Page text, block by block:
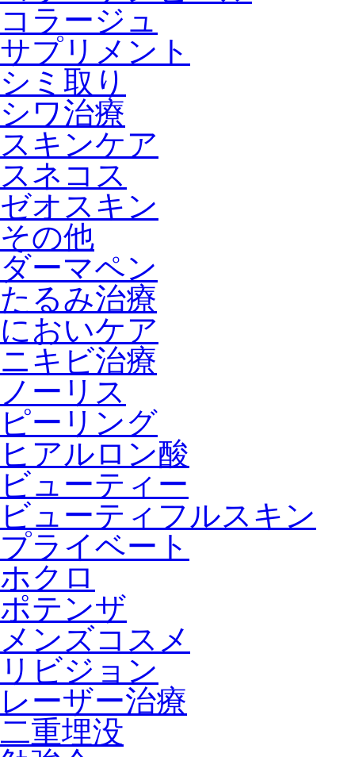
コラージュ
サプリメント
シミ取り
シワ治療
スキンケア
スネコス
ゼオスキン
その他
ダーマペン
たるみ治療
においケア
ニキビ治療
ノーリス
ピーリング
ヒアルロン酸
ビューティー
ビューティフルスキン
プライベート
ホクロ
ポテンザ
メンズコスメ
リビジョン
レーザー治療
二重埋没